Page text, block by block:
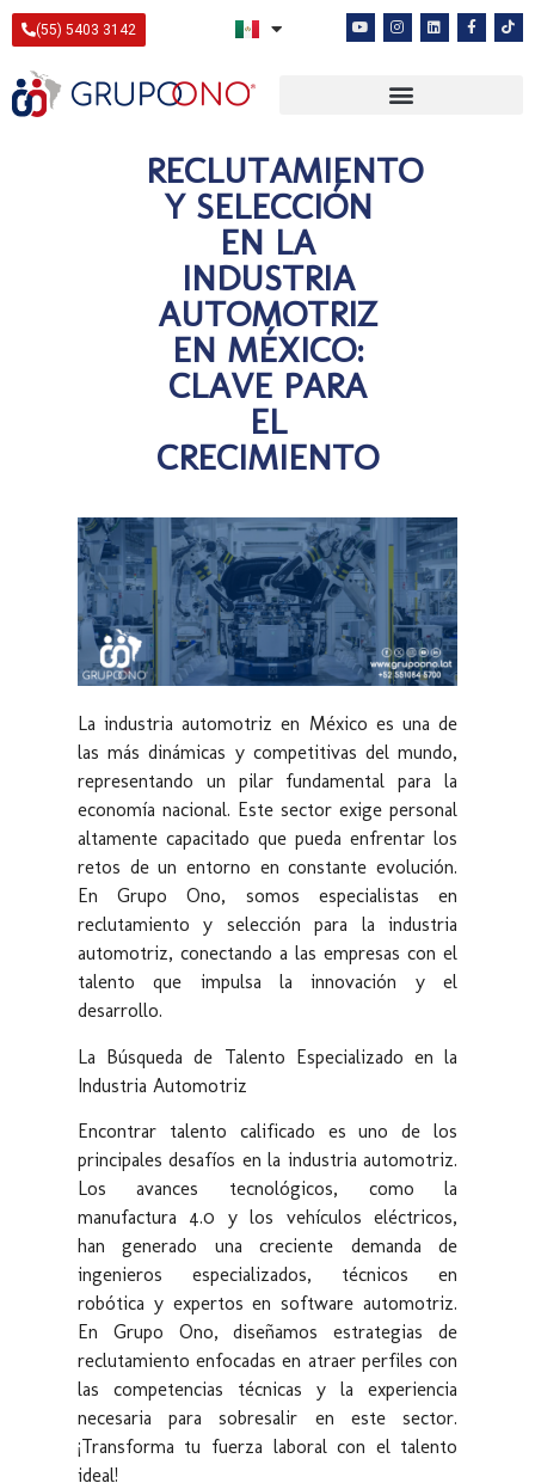
(55) 5403 3142
RECLUTAMIENTO
Y SELECCIÓN
EN LA
INDUSTRIA
AUTOMOTRIZ
EN MÉXICO:
CLAVE PARA
EL
CRECIMIENTO
La industria automotriz en México es una de
las más dinámicas y competitivas del mundo,
representando un pilar fundamental para la
economía nacional. Este sector exige personal
altamente capacitado que pueda enfrentar los
retos de un entorno en constante evolución.
En Grupo Ono, somos especialistas en
reclutamiento y selección para la industria
automotriz, conectando a las empresas con el
talento que impulsa la innovación y el
desarrollo.
La Búsqueda de Talento Especializado en la
Industria Automotriz
Encontrar talento calificado es uno de los
principales desafíos en la industria automotriz.
Los avances tecnológicos, como la
manufactura 4.0 y los vehículos eléctricos,
han generado una creciente demanda de
ingenieros especializados, técnicos en
robótica y expertos en software automotriz.
En Grupo Ono, diseñamos estrategias de
reclutamiento enfocadas en atraer perfiles con
las competencias técnicas y la experiencia
necesaria para sobresalir en este sector.
¡Transforma tu fuerza laboral con el talento
ideal!